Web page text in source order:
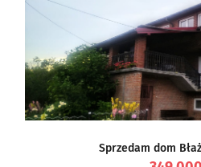
Sprzedam dom